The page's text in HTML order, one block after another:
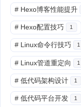
# Hexo博客性能提升
# Hexo配置技巧 1
# Linux命令行技巧 1
# Linux管道重定向 1
# 低代码架构设计 1
# 低代码平台开发 1